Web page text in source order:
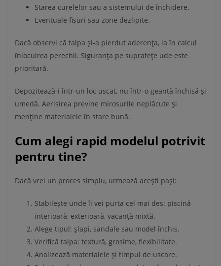
Starea curelelor sau a sistemului de închidere.
Eventuale fisuri sau zone dezlipite.
Dacă observi că talpa și-a pierdut aderența, ia în calcul
înlocuirea perechii. Siguranța pe suprafețe ude este
prioritară.
Depozitează-i într-un loc uscat, nu într-o geantă închisă și
umedă. Aerisirea previne mirosurile neplăcute și
menține materialele în stare bună.
Cum alegi rapid modelul potrivit
pentru tine?
Dacă vrei un proces simplu, urmează acești pași:
Stabilește unde îi vei purta cel mai des: piscină
interioară, exterioară, vacanță mixtă.
Alege tipul: șlapi, sandale sau model închis.
Verifică talpa: textură, grosime, flexibilitate.
Analizează materialele și timpul de uscare.